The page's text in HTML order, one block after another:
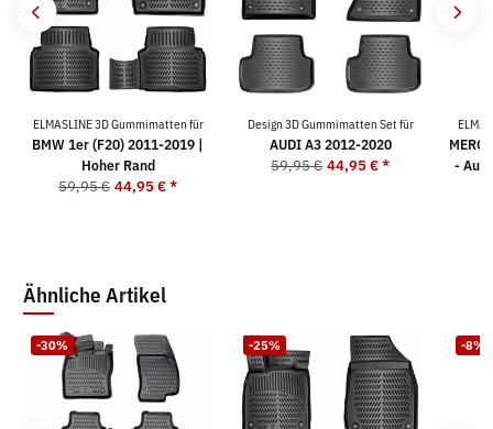
ELMASLINE 3D Gummimatten für
BMW 1er (F20) 2011-2019 |
Hoher Rand
59,95 € 44,95 €*
Design 3D Gummimatten Set für
AUDI A3 2012-2020
59,95 € 44,95 €*
-
Ähnliche Artikel
-30% -25% -8%